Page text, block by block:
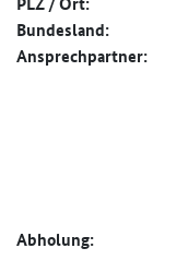
Bundesland:
Ansprechpartner:
Abholung: